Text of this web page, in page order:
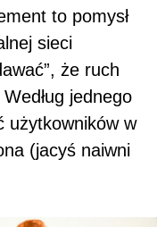
to pomysł
sieci
że ruch
jednego
użytkowników w
(jacyś naiwni